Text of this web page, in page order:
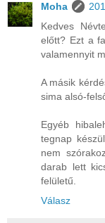
Moha
Kedves
előtt? Ezt a
valamennyit
A másik
sima alsó-
Egyéb
tegnap
nem
darab lett
felületű.
Válasz